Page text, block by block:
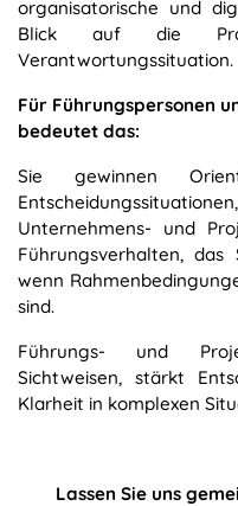
organisatorische und
Blick auf die
Verantwortungssituation.
Für Führungspersonen
bedeutet das:
Sie gewinnen
Unternehmens- und
Führungsverhalten,
wenn
sind.
Führungs- und
Sichtweisen, stärkt
Klarheit in komplexen
Lassen Sie uns